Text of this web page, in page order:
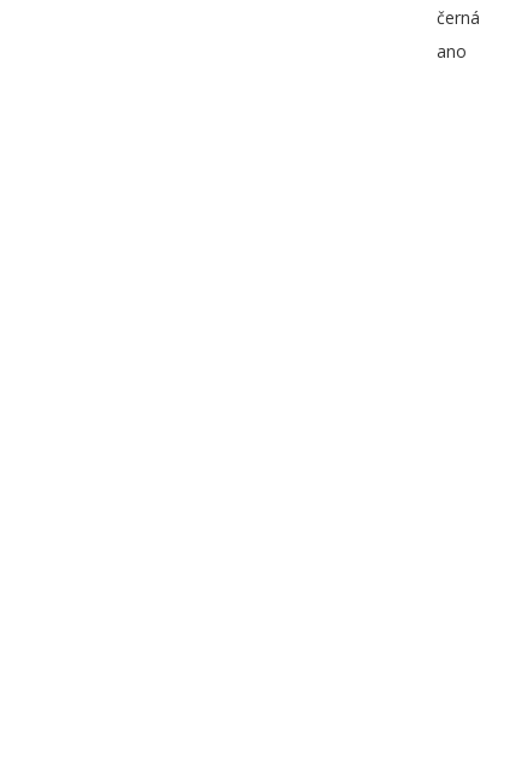
černá
ano